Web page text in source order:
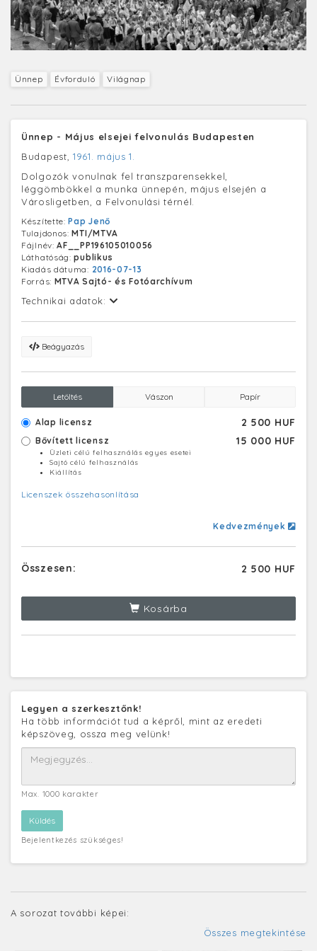
Ünnep Évforduló Világnap
Ünnep - Május elsejei felvonulás Budapesten
Budapest, 1961. május 1.
Dolgozók vonulnak fel transzparensekkel,
léggömbökkel a munka ünnepén, május elsején a
Városligetben, a Felvonulási térnél.
Készítette:Pap Jenő
Tulajdonos:MTI/MTVA
Fájlnév:AF__PP196105010056
Láthatóság:publikus
Kiadás dátuma: 2016-07-13
Forrás: MTVA Sajtó- és Fotóarchívum
Technikai adatok:
Beágyazás
Letöltés Vászon Papír
Alap licensz 2 500 HUF
Bővített licensz 15 000 HUF
Üzleti célú felhasználás egyes esetei
Sajtó célú felhasználás
Kiállítás
Licenszek összehasonlítása
Kedvezmények
Összesen: 2 500 HUF
Kosárba
Legyen a szerkesztőnk!
Ha több információt tud a képről, mint az eredeti
képszöveg, ossza meg velünk!
Max. 1000 karakter
Bejelentkezés szükséges!
A sorozat további képei:
Összes megtekintése